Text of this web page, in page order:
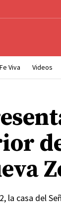
Fe Viva Videos
la casa del